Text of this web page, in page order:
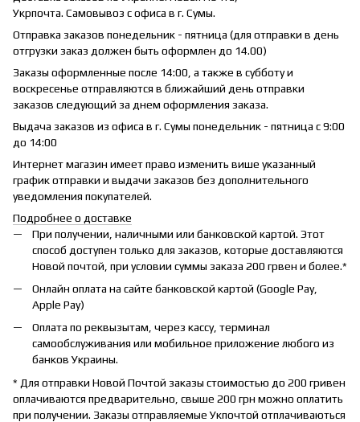
Укрпочта. Самовывоз с офиса в г. Сумы.
Отправка заказов понедельник - пятница (для отправки в день
отгрузки заказ должен быть оформлен до 14.00)
Заказы оформленные после 14:00, а также в субботу и
воскресенье отправляются в ближайший день отправки
заказов следующий за днем оформления заказа.
Выдача заказов из офиса в г. Сумы понедельник - пятница с 9:00
до 14:00
Интернет магазин имеет право изменить више указанный
график отправки и выдачи заказов без дополнительного
уведомления покупателей.
Подробнее о доставке
При получении, наличными или банковской картой. Этот
способ доступен только для заказов, которые доставляются
Новой почтой, при условии суммы заказа 200 грвен и более.*
Онлайн оплата на сайте банковской картой (Google Pay,
Apple Pay)
Оплата по реквызытам, через кассу, терминал
самообслуживания или мобильное приложение любого из
банков Украины.
* Для отправки Новой Почтой заказы стоимостью до 200 гривен
оплачиваются предварительно, свыше 200 грн можно оплатить
при получении. Заказы отправляемые Укпочтой отплачиваються